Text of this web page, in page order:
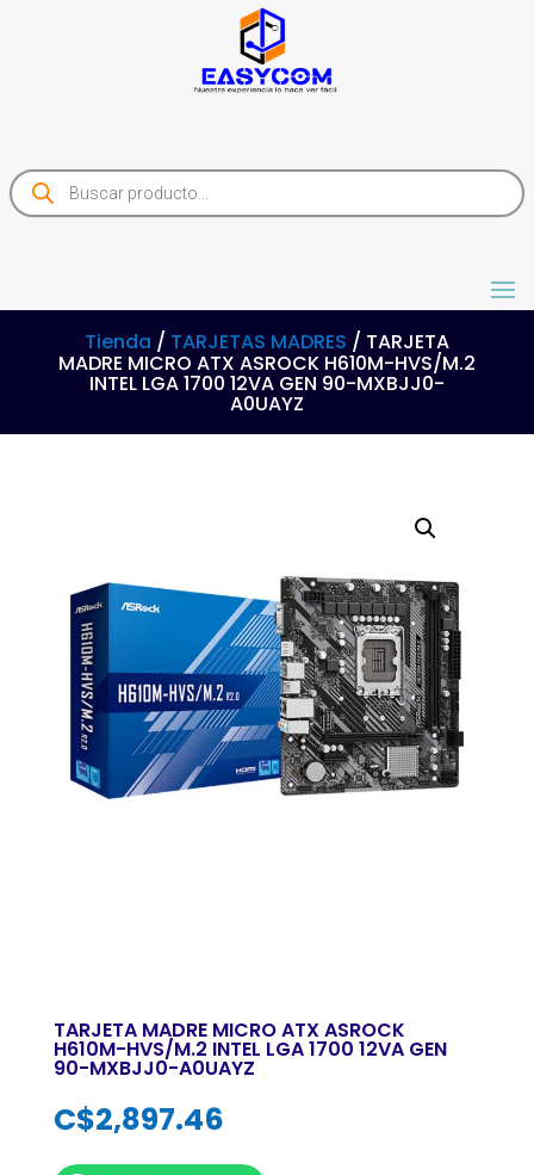
Products
search
Tienda / TARJETAS MADRES / TARJETA
MADRE MICRO ATX ASROCK H610M-HVS/M.2
INTEL LGA 1700 12VA GEN 90-MXBJJ0-
A0UAYZ
TARJETA MADRE MICRO ATX ASROCK
H610M-HVS/M.2 INTEL LGA 1700 12VA GEN
90-MXBJJ0-A0UAYZ
C$2,897.46